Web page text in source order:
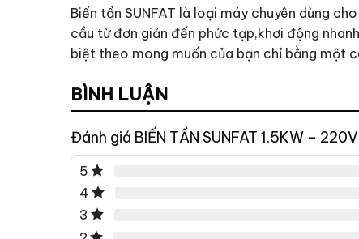
Biến tần SUNFAT là loại máy chuyên dùng
cầu từ đơn giản đến phức tạp,khơi động
biệt theo mong muốn của bạn chỉ bằng một
BÌNH LUẬN
Đánh giá BIẾN TẦN SUNFAT 1.5KW – 220V
5
4
3